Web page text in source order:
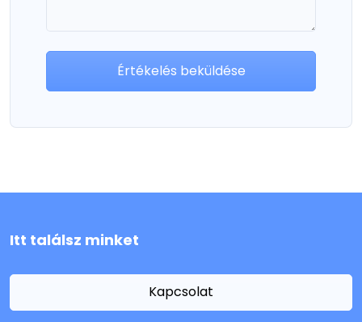
Értékelés beküldése
Itt találsz minket
Kapcsolat